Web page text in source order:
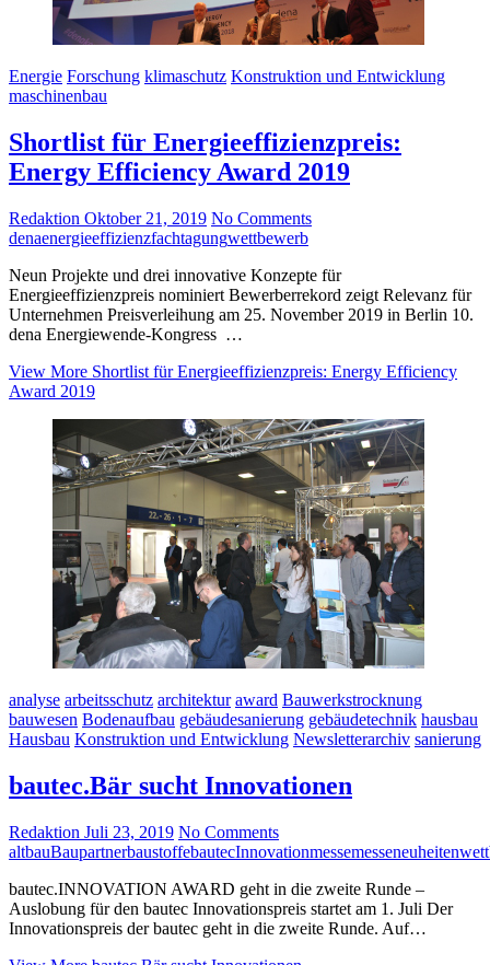
Energie Forschung klimaschutz Konstruktion und Entwicklung
maschinenbau
Shortlist für Energieeffizienzpreis:
Energy Efficiency Award 2019
Redaktion Oktober 21, 2019 No Comments
denaenergieeffizienzfachtagungwettbewerb
Neun Projekte und drei innovative Konzepte für
Energieeffizienzpreis nominiert Bewerberrekord zeigt Relevanz für
Unternehmen Preisverleihung am 25. November 2019 in Berlin 10.
dena Energiewende-Kongress …
View More Shortlist für Energieeffizienzpreis: Energy Efficiency
Award 2019
analyse arbeitsschutz architektur award Bauwerkstrocknung
bauwesen Bodenaufbau gebäudesanierung gebäudetechnik hausbau
Hausbau Konstruktion und Entwicklung Newsletterarchiv sanierung
bautec.Bär sucht Innovationen
Redaktion Juli 23, 2019 No Comments
altbauBaupartnerbaustoffebautecInnovationmessemesseneuheiten
bautec.INNOVATION AWARD geht in die zweite Runde –
Auslobung für den bautec Innovationspreis startet am 1. Juli Der
Innovationspreis der bautec geht in die zweite Runde. Auf…